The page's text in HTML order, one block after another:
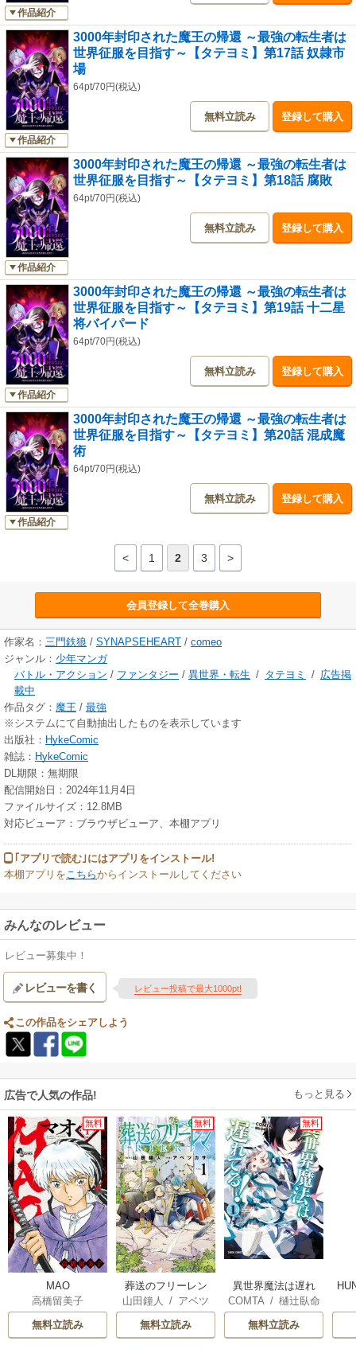
作品紹介
作品紹介
3000年封印された魔王の帰還 ～最強の転生者は
世界征服を目指す～【タテヨミ】第17話 奴隷市
場
64pt/70円(税込)
無料立読み 登録して購入
作品紹介
3000年封印された魔王の帰還 ～最強の転生者は
世界征服を目指す～【タテヨミ】第18話 腐敗
64pt/70円(税込)
無料立読み 登録して購入
作品紹介
3000年封印された魔王の帰還 ～最強の転生者は
世界征服を目指す～【タテヨミ】第19話 十二星
将バイパード
64pt/70円(税込)
無料立読み 登録して購入
作品紹介
3000年封印された魔王の帰還 ～最強の転生者は
世界征服を目指す～【タテヨミ】第20話 混成魔
術
64pt/70円(税込)
無料立読み 登録して購入
< 1 2 3 >
会員登録して全巻購入
作家名： 三門鉄狼 / SYNAPSEHEART / comeo
ジャンル： 少年マンガ
バトル・アクション / ファンタジー / 異世界・転生 / タテヨミ / 広告掲
載中
作品タグ： 魔王 / 最強
※システムにて自動抽出したものを表示しています
出版社： HykeComic
雑誌： HykeComic
DL期限：無期限
配信開始日：2024年11月4日
ファイルサイズ：12.8MB
対応ビューア：ブラウザビューア、本棚アプリ
｢アプリで読む｣にはアプリをインストール!
本棚アプリをこちらからインストールしてください
みんなのレビュー
レビュー募集中！
レビューを書く レビュー投稿で最大1000pt!
この作品をシェアしよう
広告で人気の作品! もっと見る
無料
MAO
高橋留美子
無料立読み
無料
葬送のフリーレン
山田鐘人
/ アベツ
カサ
無料立読み
無料
異世界魔法は遅れ
てる！
COMTA / 樋辻臥命
無料立読み